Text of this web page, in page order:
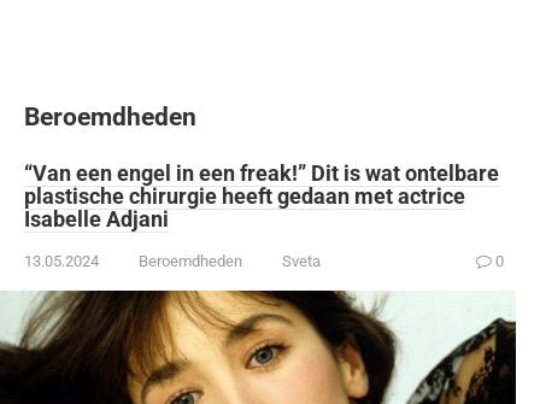
Beroemdheden
“Van een engel in een freak!” Dit is wat ontelbare
plastische chirurgie heeft gedaan met actrice
Isabelle Adjani
13.05.2024 Beroemdheden Sveta 0